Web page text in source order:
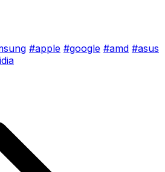
#apple #google #amd #asus